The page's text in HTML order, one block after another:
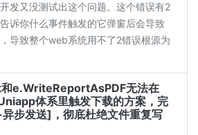
发又没测试出这个问题。这个错误有2
诉你什么事件触发的它弹窗后会导致
导致整个web系统用不了2错误根源为
e.WriteReportAsPDF无法在
体系里触发下载的方案，完
步发送]，彻底杜绝文件重复写